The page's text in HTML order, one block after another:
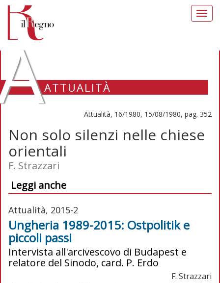
ATTUALITÀ
Attualità, 16/1980, 15/08/1980, pag. 352
Non solo silenzi nelle chiese
orientali
F. Strazzari
Leggi anche
Attualità, 2015-2
Ungheria 1989-2015: Ostpolitik e
piccoli passi
Intervista all'arcivescovo di Budapest e
relatore del Sinodo, card. P. Erdo
F. Strazzari